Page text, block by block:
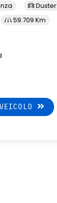
Duster
59.709 Km